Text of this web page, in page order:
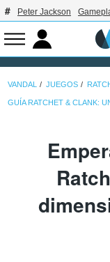
Peter Jackson
VANDAL JUEGOS
GUÍA RATCHET & CLANK: